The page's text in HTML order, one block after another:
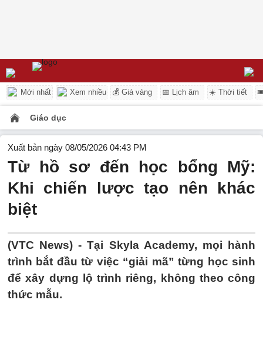
Mới nhất Xem nhiều 💰 Giá vàng 📅 Lịch âm ☀️ Thời tiết
Giáo dục
Xuất bản ngày 08/05/2026 04:43 PM
Từ hồ sơ đến học bổng Mỹ:
Khi chiến lược tạo nên khác
biệt
(VTC News) -Tại Skyla Academy, mọi hành
trình bắt đầu từ việc “giải mã” từng học sinh
để xây dựng lộ trình riêng, không theo công
thức mẫu.